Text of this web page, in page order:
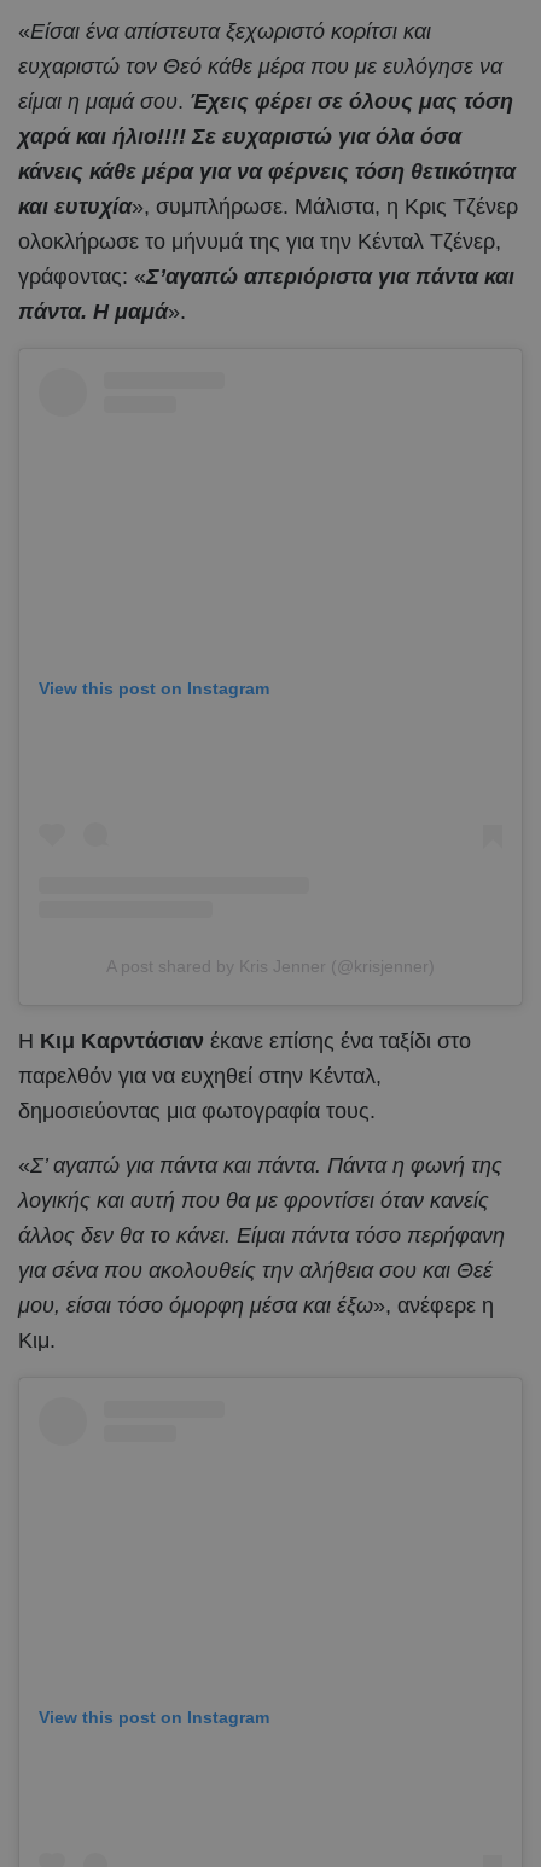
«Είσαι ένα απίστευτα ξεχωριστό κορίτσι και
ευχαριστώ τον Θεό κάθε μέρα που με ευλόγησε να
είμαι η μαμά σου. Έχεις φέρει σε όλους μας τόση
χαρά και ήλιο!!!! Σε ευχαριστώ για όλα όσα
κάνεις κάθε μέρα για να φέρνεις τόση θετικότητα
και ευτυχία», συμπλήρωσε. Μάλιστα, η Κρις Τζένερ
ολοκλήρωσε το μήνυμά της για την Κένταλ Τζένερ,
γράφοντας: «Σ’αγαπώ απεριόριστα για πάντα και
πάντα. Η μαμά».
View this post on Instagram
A post shared by Kris Jenner (@krisjenner)
Η Κιμ Καρντάσιαν έκανε επίσης ένα ταξίδι στο
παρελθόν για να ευχηθεί στην Κένταλ,
δημοσιεύοντας μια φωτογραφία τους.
«Σ’ αγαπώ για πάντα και πάντα. Πάντα η φωνή της
λογικής και αυτή που θα με φροντίσει όταν κανείς
άλλος δεν θα το κάνει. Είμαι πάντα τόσο περήφανη
για σένα που ακολουθείς την αλήθεια σου και Θεέ
μου, είσαι τόσο όμορφη μέσα και έξω», ανέφερε η
Κιμ.
View this post on Instagram